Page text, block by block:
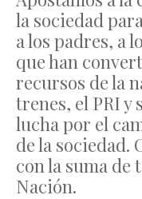
la sociedad
a los padres, a
que han
recursos de la
trenes, el PRI y
lucha por el
de la sociedad.
con la suma de
Nación.